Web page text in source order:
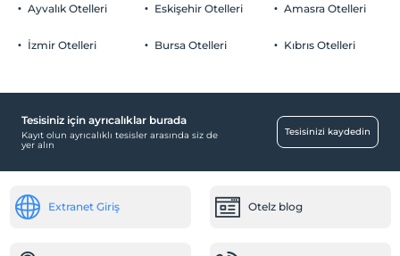
Ayvalık Otelleri
İzmir Otelleri
Eskişehir Otelleri
Bursa Otelleri
Amasra Otelleri
Kıbrıs Otelleri
Tesisiniz için ayrıcalıklar burada
Kayıt olun ayrıcalıklı tesisler arasında siz de
yer alın
Tesisinizi kaydedin
Extranet Giriş Otelz blog